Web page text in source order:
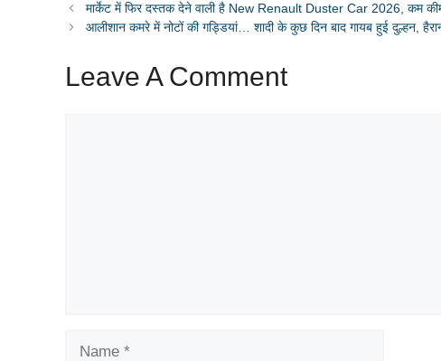
मार्केट में फिर दस्तक देने वाली है New Renault Duster Car 2026, कम
आलीशान कमरे में नोटों की गड्डियां… शादी के कुछ दिन बाद गायब हुई दुल्हन,
Leave A Comment